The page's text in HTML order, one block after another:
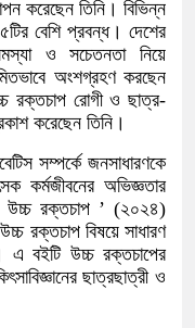
করেছেন তিনি। বিভিন্ন
বেশি প্রবন্ধ। দেশের
ও সচেতনতা নিয়ে
অংশগ্রহণ করছেন
রক্তচাপ রোগী ও ছাত্র-
করেছেন তিনি।
সম্পর্কে জনসাধারণকে
কর্মজীবনের অভিজ্ঞতার
উচ্চ রক্তচাপ ’ (২০২৪)
রক্তচাপ বিষয়ে সাধারণ
এ বইটি উচ্চ রক্তচাপের
ছাত্রছাত্রী ও